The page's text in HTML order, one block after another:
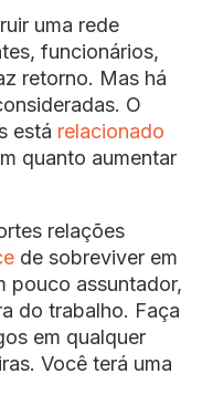
uma rede
funcionários,
retorno. Mas há
O
está relacionado
quanto aumentar
relações
de sobreviver em
pouco assuntador,
do trabalho. Faça
em qualquer
Você terá uma